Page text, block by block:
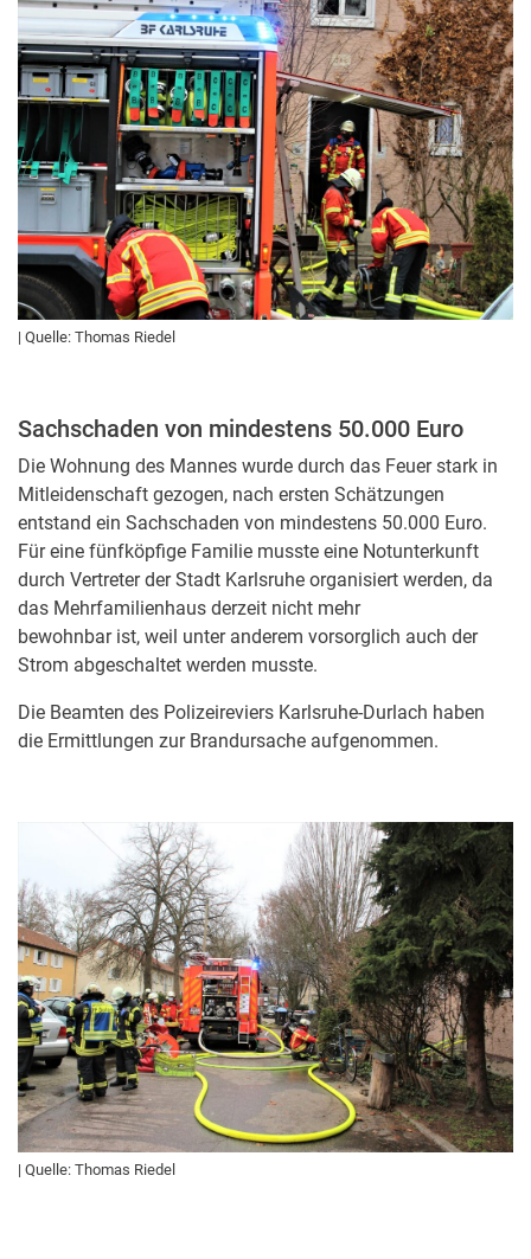
| Quelle: Thomas Riedel
Sachschaden von mindestens 50.000 Euro
Die Wohnung des Mannes wurde durch das Feuer stark in
Mitleidenschaft gezogen, nach ersten Schätzungen
entstand ein Sachschaden von mindestens 50.000 Euro.
Für eine fünfköpfige Familie musste eine Notunterkunft
durch Vertreter der Stadt Karlsruhe organisiert werden, da
das Mehrfamilienhaus derzeit nicht mehr
bewohnbar ist, weil unter anderem vorsorglich auch der
Strom abgeschaltet werden musste.
Die Beamten des Polizeireviers Karlsruhe-Durlach haben
die Ermittlungen zur Brandursache aufgenommen.
| Quelle: Thomas Riedel